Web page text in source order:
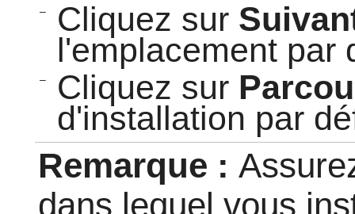
– Cliquez sur
l'emplacement par
– Cliquez sur
d'installation par
Remarque :
dans lequel vous